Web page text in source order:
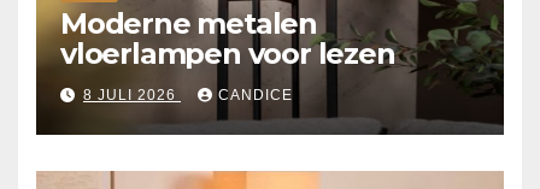
Moderne metalen
vloerlampen voor lezen
8 JULI 2026 CANDICE